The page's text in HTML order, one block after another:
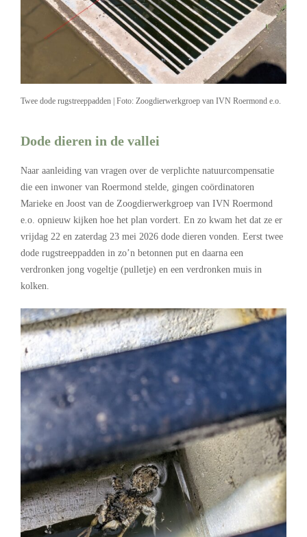
Twee dode rugstreeppadden | Foto: Zoogdierwerkgroep van IVN Roermond e.o.
Dode dieren in de vallei
Naar aanleiding van vragen over de verplichte natuurcompensatie
die een inwoner van Roermond stelde, gingen coördinatoren
Marieke en Joost van de Zoogdierwerkgroep van IVN Roermond
e.o. opnieuw kijken hoe het plan vordert. En zo kwam het dat ze er
vrijdag 22 en zaterdag 23 mei 2026 dode dieren vonden. Eerst twee
dode rugstreeppadden in zo’n betonnen put en daarna een
verdronken jong vogeltje (pulletje) en een verdronken muis in
kolken.